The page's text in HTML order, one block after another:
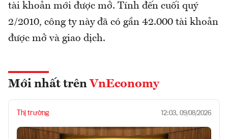
tài khoản mới được mở. Tính đến cuối quý
2/2010, công ty này đã có gần 42.000 tài khoản
được mở và giao dịch.
Mới nhất trên VnEconomy
Thị trường 12:03, 09/08/2026